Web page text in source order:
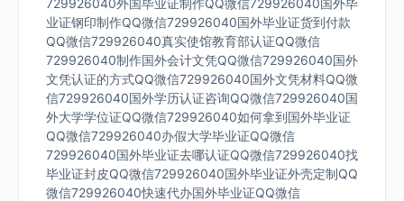
729926040外国毕业证制作QQ微信729926040国外毕
业证钢印制作QQ微信729926040国外毕业证货到付款
QQ微信729926040真实使馆教育部认证QQ微信
729926040制作国外会计文凭QQ微信729926040国外
文凭认证的方式QQ微信729926040国外文凭材料QQ微
信729926040国外学历认证咨询QQ微信729926040国
外大学学位证QQ微信729926040如何拿到国外毕业证
QQ微信729926040办假大学毕业证QQ微信
729926040国外毕业证去哪认证QQ微信729926040找
毕业证封皮QQ微信729926040国外毕业证外壳定制QQ
微信729926040快速代办国外毕业证QQ微信